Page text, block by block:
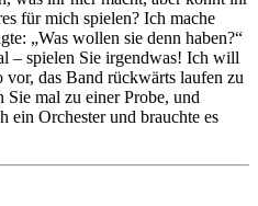
für mich spielen? Ich mache
„Was wollen sie denn haben?“
– spielen Sie irgendwas! Ich will
das Band rückwärts laufen zu
Sie mal zu einer Probe, und
ein Orchester und brauchte es